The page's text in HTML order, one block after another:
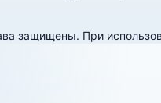
защищены. При